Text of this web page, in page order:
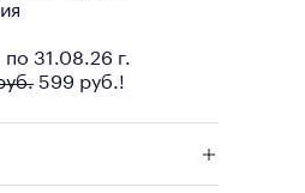
по 31.08.26 г.
599 руб.!